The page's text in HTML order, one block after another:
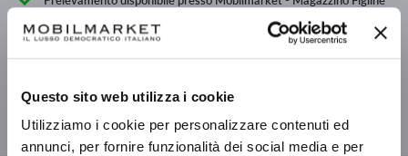
Questo sito web utilizza i cookie
Utilizziamo i cookie per personalizzare contenuti ed
annunci, per fornire funzionalità dei social media e per
V.no
Pronto in base alla data di consegna stimata dei vari prodotti.
Condividi questo prodotto